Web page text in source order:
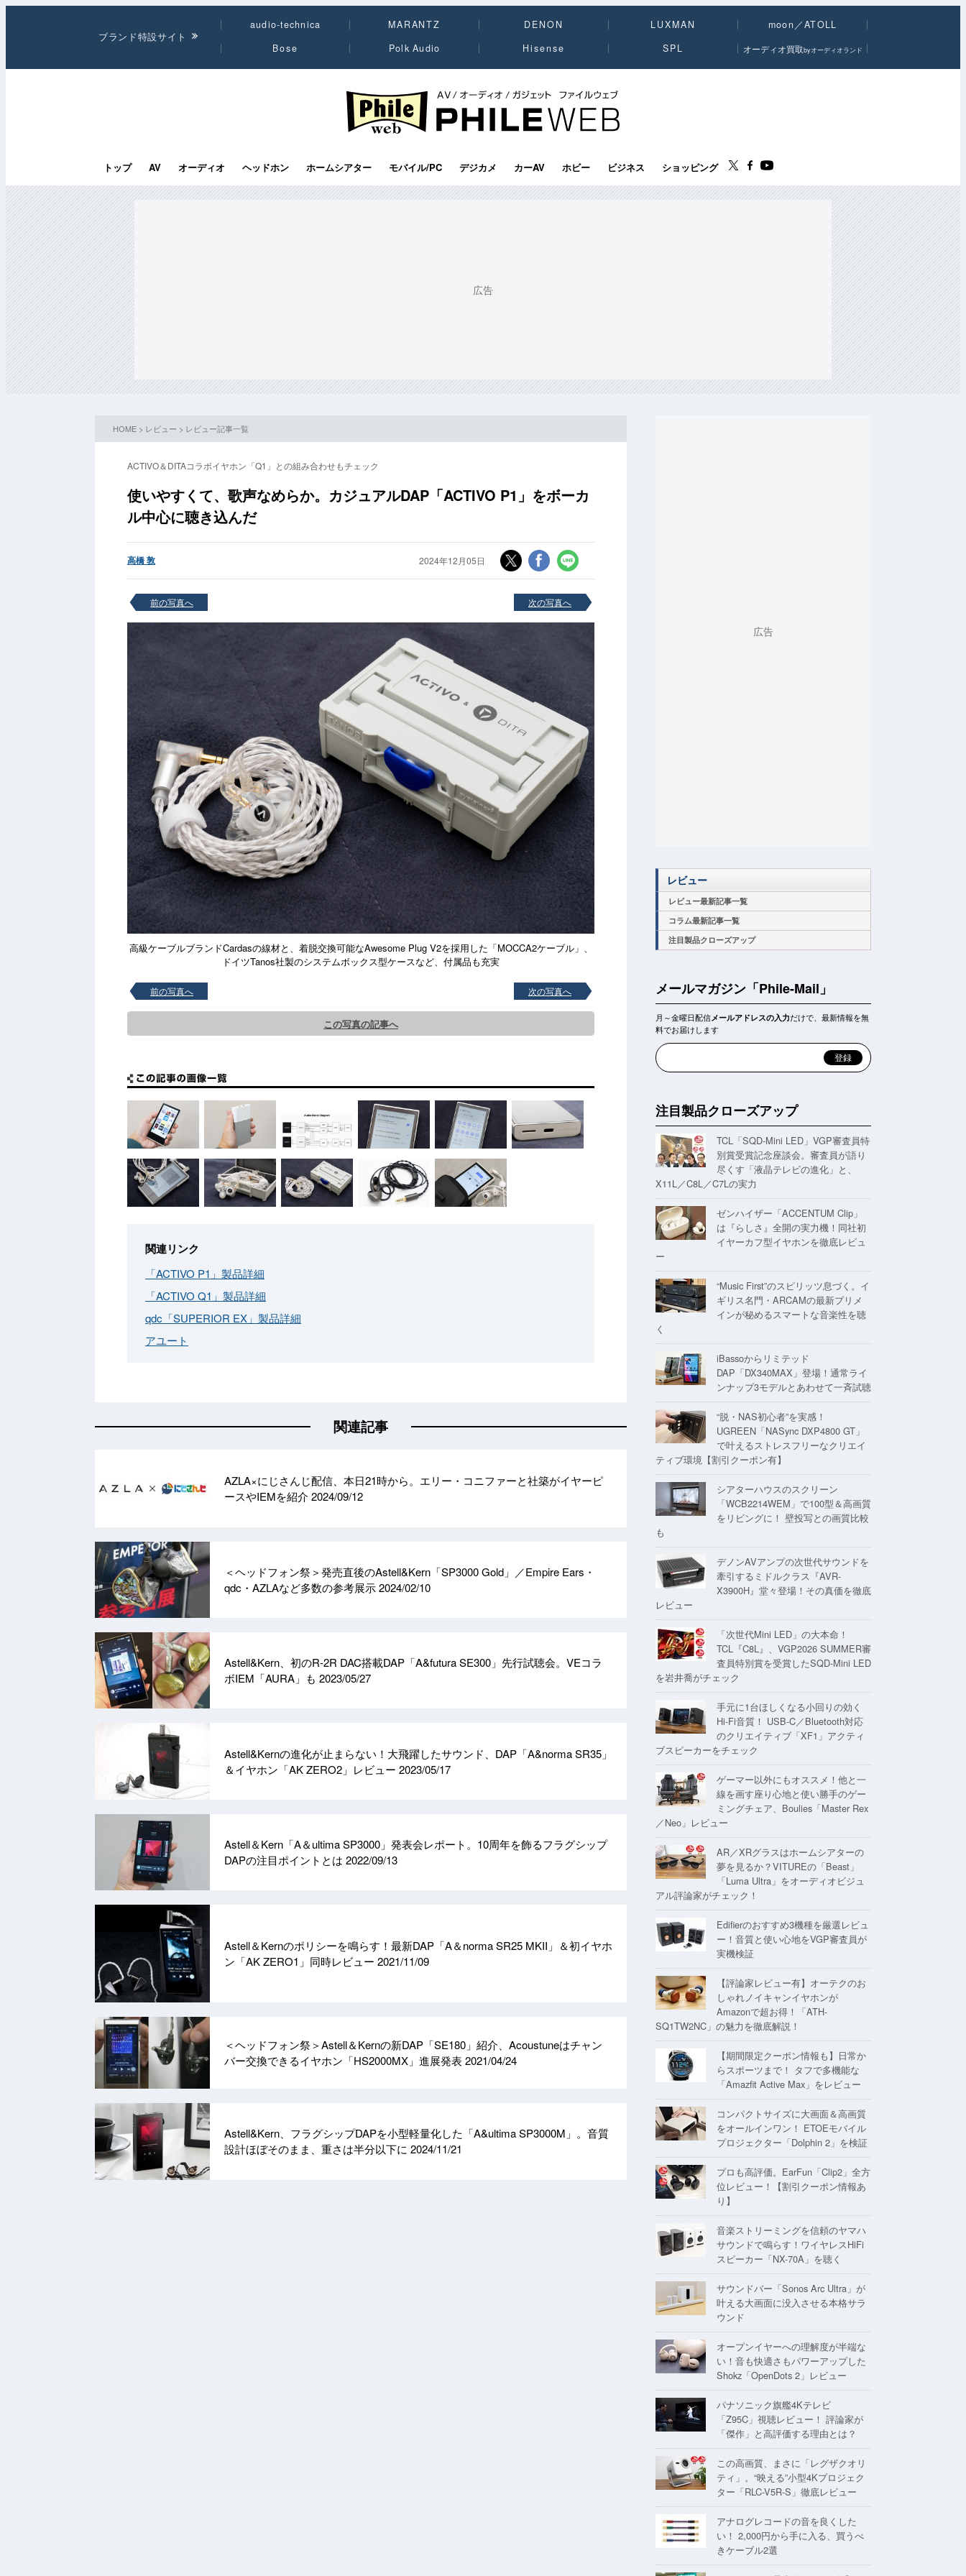
ブランド特設サイト
audio-technica MARANTZ DENON LUXMAN
moon／ATOLL
Bose
Polk Audio Hisense SPL オーディオ買取byオーディオランド
PHILE WEB｜AV/オーディオ/ガジェット
トップ AV オーディオ ヘッドホン ホームシアター モバイル/PC デジカメ カーAV ホビー ビジネス ショッピング
HOME > レビュー > レビュー記事一覧
ACTIVO＆DITAコラボイヤホン「Q1」との組み合わせもチェック
使いやすくて、歌声なめらか。カジュアルDAP「ACTIVO P1」をボーカ
ル中心に聴き込んだ
高橋 敦 2024年12月05日
前の写真へ 次の写真へ
高級ケーブルブランドCardasの線材と、着脱交換可能なAwesome Plug V2を採用した「MOCCA2ケーブル」、
ドイツTanos社製のシステムボックス型ケースなど、付属品も充実
前の写真へ 次の写真へ
この写真の記事へ
関連リンク
「ACTIVO P1」製品詳細
「ACTIVO Q1」製品詳細
qdc「SUPERIOR EX」製品詳細
アユート
関連記事
AZLA×にじさんじ配信、本日21時から。エリー・コニファーと社築がイヤーピ
ースやIEMを紹介 2024/09/12
＜ヘッドフォン祭＞発売直後のAstell&Kern「SP3000 Gold」／Empire Ears・
qdc・AZLAなど多数の参考展示2024/02/10
Astell&Kern、初のR-2R DAC搭載DAP「A&futura SE300」先行試聴会。VEコラ
ボIEM「AURA」も 2023/05/27
Astell&Kernの進化が止まらない！大飛躍したサウンド、DAP「A&norma SR35」
＆イヤホン「AK ZERO2」レビュー 2023/05/17
Astell＆Kern「A＆ultima SP3000」発表会レポート。10周年を飾るフラグシップ
DAPの注目ポイントとは 2022/09/13
Astell＆Kernのポリシーを鳴らす！最新DAP「A＆norma SR25 MKII」＆初イヤホ
ン「AK ZERO1」同時レビュー 2021/11/09
＜ヘッドフォン祭＞Astell＆Kernの新DAP「SE180」紹介、Acoustuneはチャン
バー交換できるイヤホン「HS2000MX」進展発表2021/04/24
Astell&Kern、フラグシップDAPを小型軽量化した「A&ultima SP3000M」。音質
設計ほぼそのまま、重さは半分以下に 2024/11/21
レビュー
レビュー最新記事一覧
コラム最新記事一覧
注目製品クローズアップ
メールマガジン「Phile-Mail」
月～金曜日配信メールアドレスの入力だけで、最新情報を無
料でお届けします
注目製品クローズアップ
TCL「SQD-Mini LED」VGP審査員特
別賞受賞記念座談会。審査員が語り
尽くす「液晶テレビの進化」と、
X11L／C8L／C7Lの実力
ゼンハイザー「ACCENTUM Clip」
は『らしさ』全開の実力機！同社初
イヤーカフ型イヤホンを徹底レビュ
ー
“Music First”のスピリッツ息づく。イ
ギリス名門・ARCAMの最新プリメ
インが秘めるスマートな音楽性を聴
く
iBassoからリミテッド
DAP「DX340MAX」登場！通常ライ
ンナップ3モデルとあわせて一斉試聴
“脱・NAS初心者”を実感！
UGREEN「NASync DXP4800 GT」
で叶えるストレスフリーなクリエイ
ティブ環境【割引クーポン有】
シアターハウスのスクリーン
「WCB2214WEM」で100型＆高画質
をリビングに！ 壁投写との画質比較
も
デノンAVアンプの次世代サウンドを
牽引するミドルクラス『AVR-
X3900H』堂々登場！その真価を徹底
レビュー
「次世代Mini LED」の大本命！
TCL『C8L』、VGP2026 SUMMER審
査員特別賞を受賞したSQD-Mini LED
を岩井喬がチェック
手元に1台ほしくなる小回りの効く
Hi-Fi音質！ USB-C／Bluetooth対応
のクリエイティブ「XF1」アクティ
ブスピーカーをチェック
ゲーマー以外にもオススメ！他と一
線を画す座り心地と使い勝手のゲー
ミングチェア、Boulies「Master Rex
／Neo」レビュー
AR／XRグラスはホームシアターの
夢を見るか？VITUREの「Beast」
「Luma Ultra」をオーディオビジュ
アル評論家がチェック！
Edifierのおすすめ3機種を厳選レビュ
ー！音質と使い心地をVGP審査員が
実機検証
【評論家レビュー有】オーテクのお
しゃれノイキャンイヤホンが
Amazonで超お得！「ATH-
SQ1TW2NC」の魅力を徹底解説！
【期間限定クーポン情報も】日常か
らスポーツまで！ タフで多機能な
「Amazfit Active Max」をレビュー
コンパクトサイズに大画面＆高画質
をオールインワン！ ETOEモバイル
プロジェクター「Dolphin 2」を検証
プロも高評価。EarFun「Clip2」全方
位レビュー！【割引クーポン情報あ
り】
音楽ストリーミングを信頼のヤマハ
サウンドで鳴らす！ワイヤレスHiFi
スピーカー「NX-70A」を聴く
サウンドバー「Sonos Arc Ultra」が
叶える大画面に没入させる本格サラ
ウンド
オープンイヤーへの理解度が半端な
い！音も快適さもパワーアップした
Shokz「OpenDots 2」レビュー
パナソニック旗艦4Kテレビ
「Z95C」視聴レビュー！ 評論家が
「傑作」と高評価する理由とは？
この高画質、まさに「レグザクオリ
ティ」。“映える”小型4Kプロジェク
ター「RLC-V5R-S」徹底レビュー
アナログレコードの音を良くした
い！ 2,000円から手に入る、買うべ
きケーブル2選